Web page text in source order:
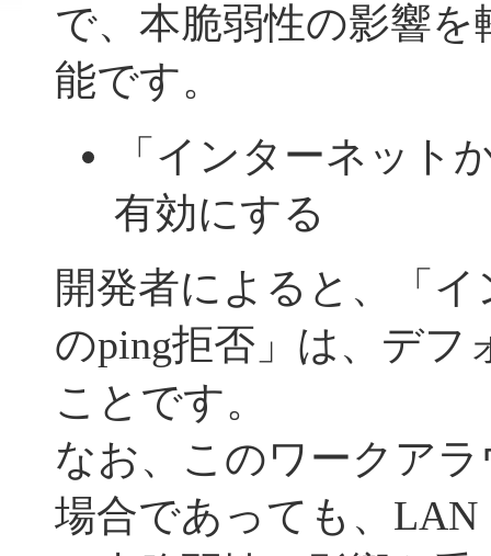
で、本脆弱性の影響
能です。
「インターネット
有効にする
開発者によると、「
のping拒否」は、デフ
ことです。
なお、このワークア
場合であっても、